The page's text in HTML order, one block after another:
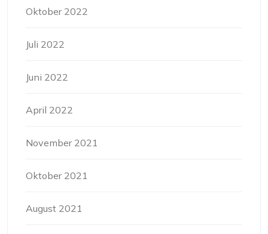
Oktober 2022
Juli 2022
Juni 2022
April 2022
November 2021
Oktober 2021
August 2021